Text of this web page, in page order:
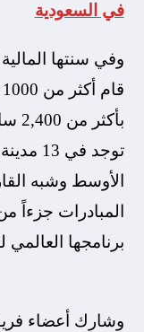
في السعودية
توجد
الأوسط وشبه
برنامجها
وشارك أعضاء